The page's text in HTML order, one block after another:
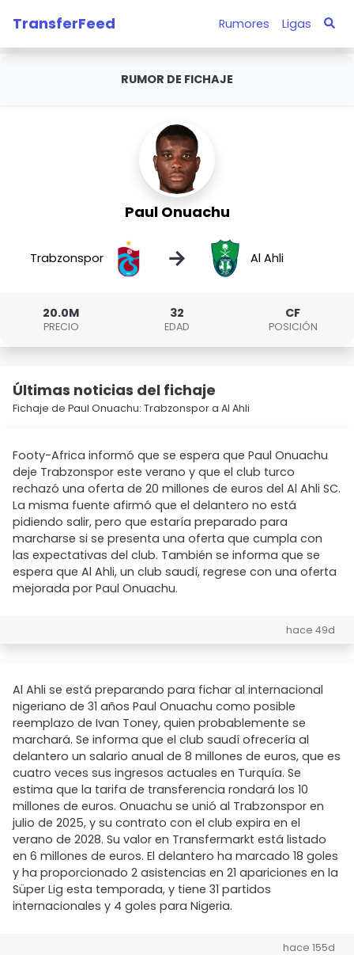
TransferFeed Rumores Ligas
RUMOR DE FICHAJE
Paul Onuachu
Trabzonspor → Al Ahli
20.0M
PRECIO
32
EDAD
CF
POSICIÓN
Últimas noticias del fichaje
Fichaje de Paul Onuachu: Trabzonspor a Al Ahli
Footy-Africa informó que se espera que Paul Onuachu
deje Trabzonspor este verano y que el club turco
rechazó una oferta de 20 millones de euros del Al Ahli SC.
La misma fuente afirmó que el delantero no está
pidiendo salir, pero que estaría preparado para
marcharse si se presenta una oferta que cumpla con
las expectativas del club. También se informa que se
espera que Al Ahli, un club saudí, regrese con una oferta
mejorada por Paul Onuachu.
hace 49d
Al Ahli se está preparando para fichar al internacional
nigeriano de 31 años Paul Onuachu como posible
reemplazo de Ivan Toney, quien probablemente se
marchará. Se informa que el club saudí ofrecería al
delantero un salario anual de 8 millones de euros, que es
cuatro veces sus ingresos actuales en Turquía. Se
estima que la tarifa de transferencia rondará los 10
millones de euros. Onuachu se unió al Trabzonspor en
julio de 2025, y su contrato con el club expira en el
verano de 2028. Su valor en Transfermarkt está listado
en 6 millones de euros. El delantero ha marcado 18 goles
y ha proporcionado 2 asistencias en 21 apariciones en la
Süper Lig esta temporada, y tiene 31 partidos
internacionales y 4 goles para Nigeria.
hace 155d